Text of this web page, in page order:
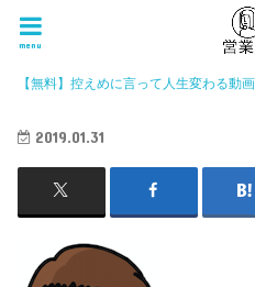
menu
【無料】控えめに言って人生変わる動画
2019.01.31